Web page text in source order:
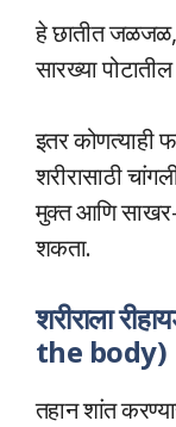
हे छातीत जळजळ,
सारख्या
इतर कोणत्याही
शरीरासाठी
मुक्त आणि
शकता.
शरीराला
the body)
तहान शांत